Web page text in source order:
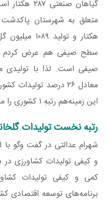
گیاهان
هکتار و
معادل ۲۶ درصد
این زمینه‌هم رتبهِ ۱ کشوری را ما به خودمان اختصاص دادیم.
رتبه نخست تولیدات
شهرام عدالتی در گفت وگو
و کیفی تولیدات کشاورزی
کمی و کیفی تولیدات
برنامه‌های توسعه اقتصادی